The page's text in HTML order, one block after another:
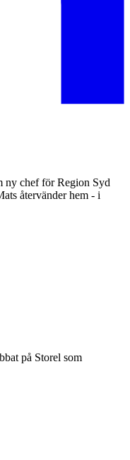
ny chef för Region Syd
återvänder hem - i
på Storel som